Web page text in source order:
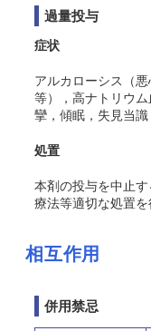
過量投与
症状
アルカローシス（
等），高ナトリウ
攣，傾眠，失見当識
処置
本剤の投与を中止
療法等適切な処置を
相互作用
併用禁忌